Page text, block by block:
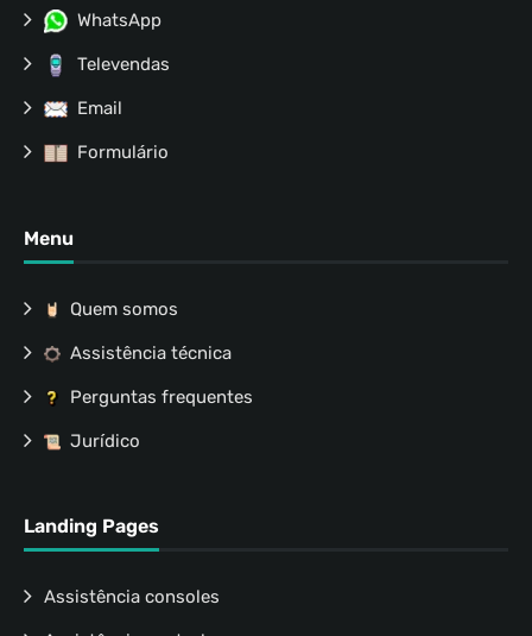
WhatsApp
Televendas
Email
Formulário
Menu
Quem somos
Assistência técnica
Perguntas frequentes
Jurídico
Landing Pages
Assistência consoles